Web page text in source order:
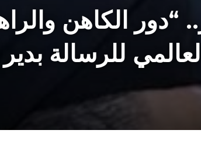
“دور الكاهن
للرسالة